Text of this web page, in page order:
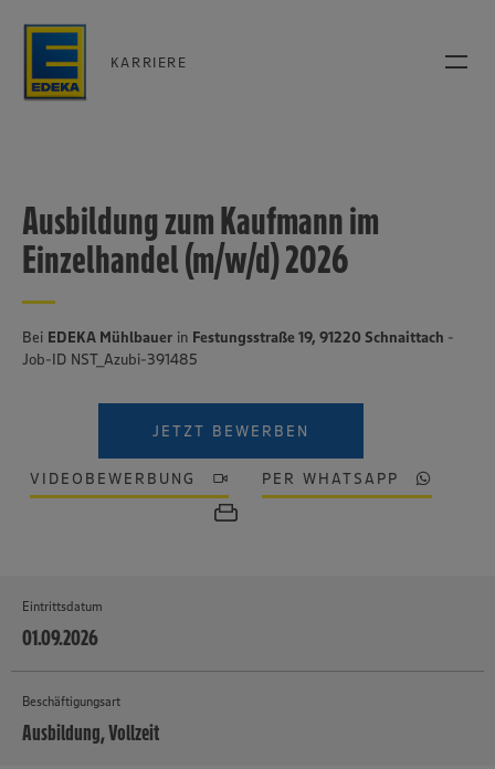
KARRIERE
Ausbildung zum Kaufmann im
Einzelhandel (m/w/d) 2026
Bei EDEKA Mühlbauer in Festungsstraße 19, 91220 Schnaittach -
Job-ID NST_Azubi-391485
JETZT BEWERBEN
VIDEOBEWERBUNG PER WHATSAPP
Eintrittsdatum
01.09.2026
Beschäftigungsart
Ausbildung, Vollzeit